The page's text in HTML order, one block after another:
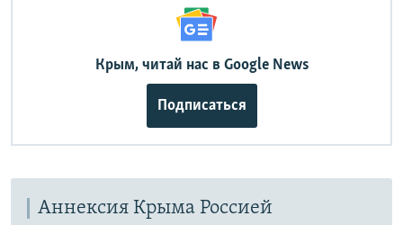
Крым, читай нас в Google News
Подписаться
Аннексия Крыма Россией